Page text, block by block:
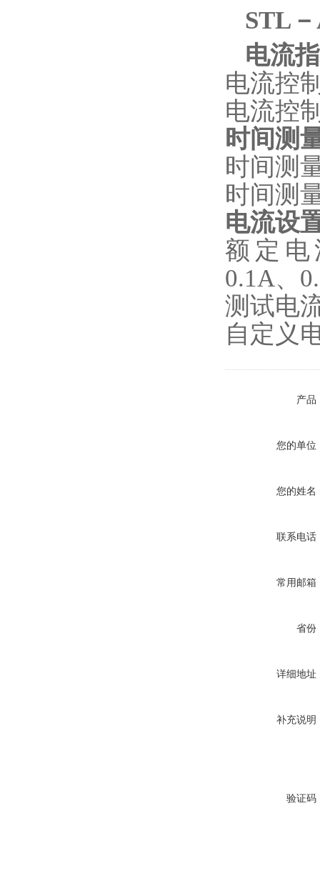
STL
电流
电流控
电流控
时间测
时间测
时间测
电流设
额定电
0.1A、
测试电
自定义
产品
您的单位
您的姓名
联系电话
常用邮箱
省份
详细地址
补充说明
验证码